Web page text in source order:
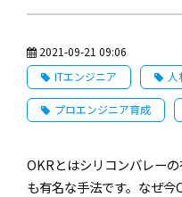
2021-09-21 09:06
ITエンジニア
プロエンジニア育成
OKRとはシリコンバレー
も有名な手法です。なぜ